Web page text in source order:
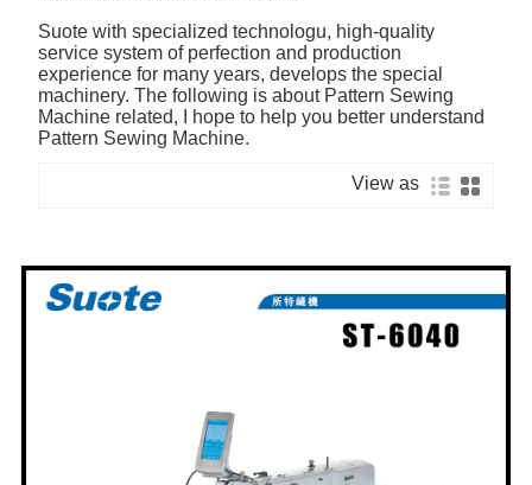
Suote with specialized technologu, high-quality
service system of perfection and production
experience for many years, develops the special
machinery. The following is about Pattern Sewing
Machine related, I hope to help you better understand
Pattern Sewing Machine.
View as